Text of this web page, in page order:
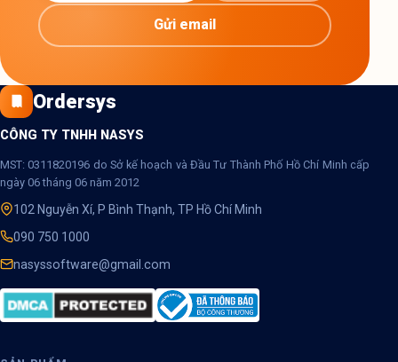
Gửi email
Ordersys
CÔNG TY TNHH NASYS
MST: 0311820196 do Sở kế hoạch và Đầu Tư Thành Phố Hồ Chí Minh cấp
ngày 06 tháng 06 năm 2012
102 Nguyễn Xí, P Bình Thạnh, TP Hồ Chí Minh
090 750 1000
nasyssoftware@gmail.com